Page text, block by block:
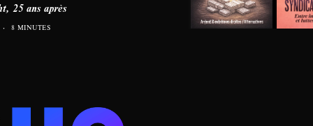
25 ans après
8 MINUTES